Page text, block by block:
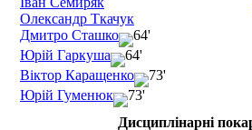
Олександр Ткачук
Дмитро Сташко
64'
Юрій Гаркуша
64'
Віктор Каращенко
73'
Юрій Гуменюк
73'
Дисциплінарні